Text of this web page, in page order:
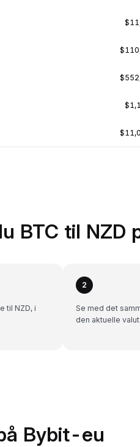
BTC til NZD
til NZD, i
2
Se med det
den aktuelle
Bybit-eu